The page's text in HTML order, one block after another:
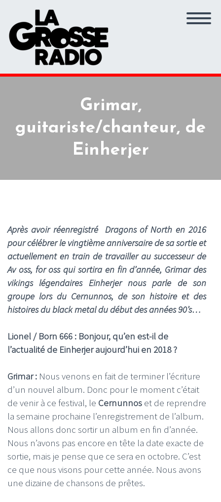
Grimar,
guitariste/chanteur, de
Einherjer
Après avoir réenregistré Dragons of North en 2016
pour célébrer le vingtième anniversaire de sa sortie et
actuellement en train de travailler au successeur de
Av oss, for oss qui sortira en fin d’année, Grimar des
vikings légendaires Einherjer nous parle de son
groupe lors du Cernunnos, de son histoire et des
histoires du black metal du début des années 90’s…
Lionel / Born 666 : Bonjour, qu’en est-il de
l’actualité de Einherjer aujourd’hui en 2018 ?
Grimar : Nous venons en fait de terminer l’écriture
d’un nouvel album. Donc pour le moment c’était
de venir à ce festival, le Cernunnos et de reprendre
la semaine prochaine l’enregistrement de l’album.
Nous allons donc sortir un album en fin d’année.
Nous n’avons pas encore en tête la date exacte de
sortie, mais je pense que ce sera en octobre. C’est
ce que nous visons pour cette année. Nous avons
une dizaine de chansons de prêtes.